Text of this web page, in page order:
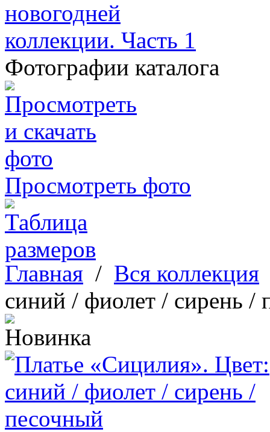
Фотографии каталога
Просмотреть фото
Главная / Вся коллекция
синий / фиолет / сирень /